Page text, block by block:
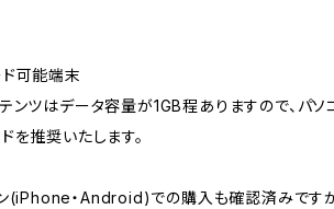
可能端末
ンツはデータ容量が1GB程ありますので、パソ
を推奨いたします。
(iPhone・Android)での購入も確認済みですが